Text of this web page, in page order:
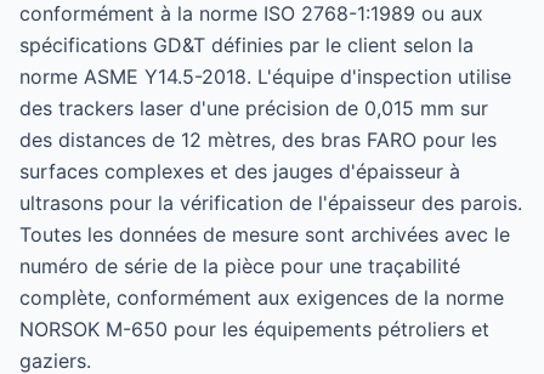
conformément à la norme ISO 2768-1:1989 ou aux
spécifications GD&T définies par le client selon la
norme ASME Y14.5-2018. L'équipe d'inspection utilise
des trackers laser d'une précision de 0,015 mm sur
des distances de 12 mètres, des bras FARO pour les
surfaces complexes et des jauges d'épaisseur à
ultrasons pour la vérification de l'épaisseur des parois.
Toutes les données de mesure sont archivées avec le
numéro de série de la pièce pour une traçabilité
complète, conformément aux exigences de la norme
NORSOK M-650 pour les équipements pétroliers et
gaziers.